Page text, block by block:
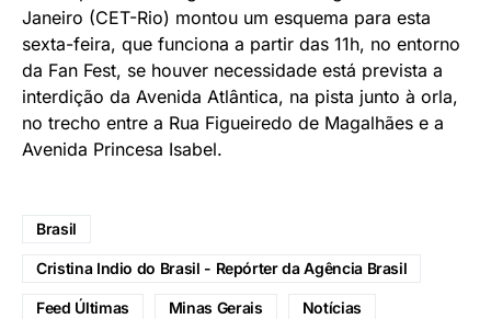
Janeiro (CET-Rio) montou um esquema para esta
sexta-feira, que funciona a partir das 11h, no entorno
da Fan Fest, se houver necessidade está prevista a
interdição da Avenida Atlântica, na pista junto à orla,
no trecho entre a Rua Figueiredo de Magalhães e a
Avenida Princesa Isabel.
Brasil
Cristina Indio do Brasil - Repórter da Agência Brasil
Feed Últimas Minas Gerais Notícias